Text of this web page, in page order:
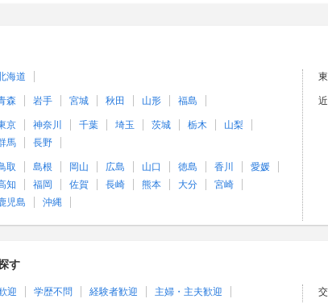
海道
森 岩手 宮城 秋田 山形 福島
京 神奈川 千葉 埼玉 茨城 栃木
山梨
馬
長野
取 島根 岡山 広島 山口 徳島 香川
愛媛
知
福岡 佐賀 長崎 熊本 大分
宮崎
児島
沖縄
す
迎 学歴不問 経験者歓迎
主婦・主夫歓迎